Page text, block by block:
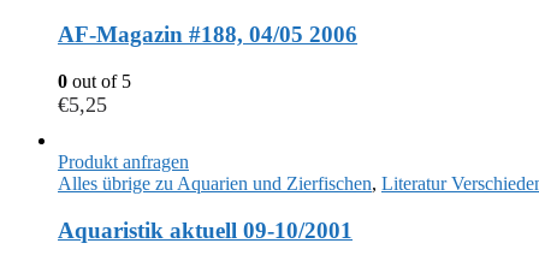
AF-Magazin #188, 04/05 2006
0 out of 5
€5,25
Produkt anfragen
Alles übrige zu Aquarien und Zierfischen, Literatur
Aquaristik aktuell 09-10/2001